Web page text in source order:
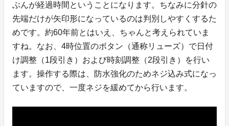
ぶんが経過時間ということになります。ちなみに分針の
先端だけが矢印形になっているのは判別しやすくするた
めです。約60年前とはいえ、ちゃんと考えられていま
すね。なお、4時位置のボタン（通称リューズ）で日付
け調整（1段引き）および時刻調整（2段引き）を行い
ます。操作する際は、防水強化のためネジ込み式になっ
ていますので、一度ネジを緩めてから行います。